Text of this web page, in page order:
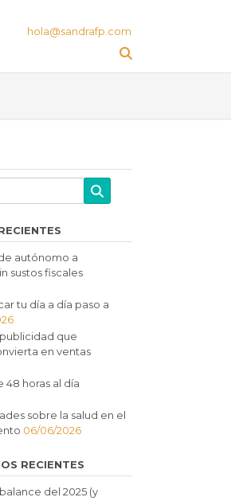
hola@sandrafp.com
autónomo a
sustos fiscales
tu día a día paso a
que
en ventas
48 horas al día
sobre la salud en el
06/06/2026
RECIENTES
del 2025 (y